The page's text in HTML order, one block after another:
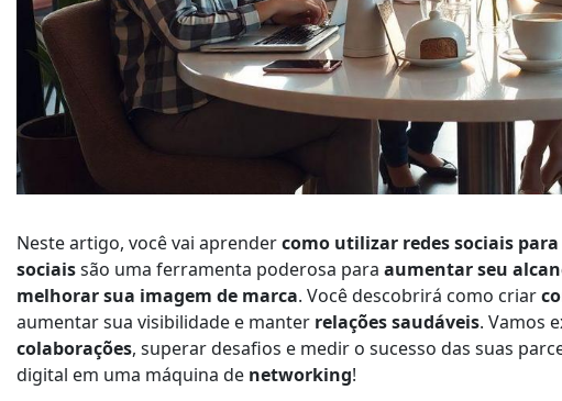
Neste artigo, você vai aprendercomo utilizar redes sociais
sociaissão uma ferramenta poderosa para aumentar seu
melhorar sua imagem de marca. Você descobrirá como criar
aumentar sua visibilidade e manter relações saudáveis. Vamos
colaborações, superar desafios e medir o sucesso das suas
digital em uma máquina de networking!